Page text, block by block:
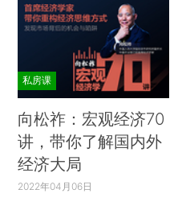
私房课
向松祚：宏观经济70
讲，带你了解国内外
经济大局
2022年04月06日